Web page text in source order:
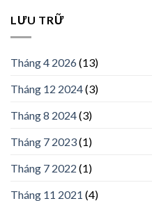
LƯU TRỮ
Tháng 4 2026(13)
Tháng 12 2024(3)
Tháng 8 2024(3)
Tháng 7 2023(1)
Tháng 7 2022 (1)
Tháng 11 2021 (4)